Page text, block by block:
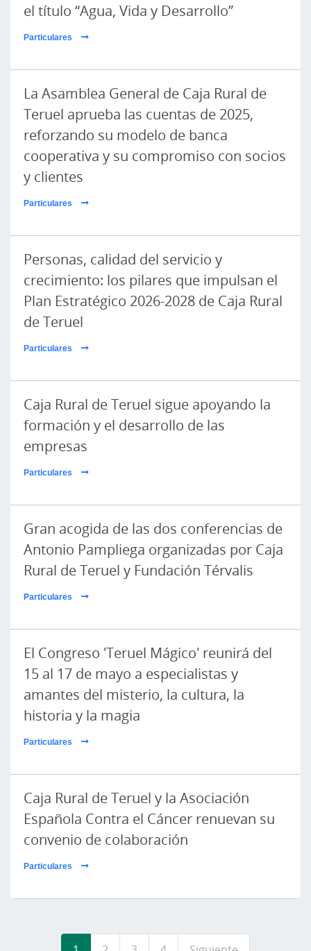
el título “Agua, Vida y Desarrollo”
Particulares
La Asamblea General de Caja Rural de
Teruel aprueba las cuentas de 2025,
reforzando su modelo de banca
cooperativa y su compromiso con socios
y clientes
Particulares
Personas, calidad del servicio y
crecimiento: los pilares que impulsan el
Plan Estratégico 2026-2028 de Caja Rural
de Teruel
Particulares
Caja Rural de Teruel sigue apoyando la
formación y el desarrollo de las
empresas
Particulares
Gran acogida de las dos conferencias de
Antonio Pampliega organizadas por Caja
Rural de Teruel y Fundación Térvalis
Particulares
El Congreso 'Teruel Mágico' reunirá del
15 al 17 de mayo a especialistas y
amantes del misterio, la cultura, la
historia y la magia
Particulares
Caja Rural de Teruel y la Asociación
Española Contra el Cáncer renuevan su
convenio de colaboración
Particulares
Paginación